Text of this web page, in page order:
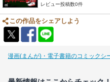
レビュー投稿数0件
この作品をシェアしよう
漫画(まんが)・電子書籍のコミックシ